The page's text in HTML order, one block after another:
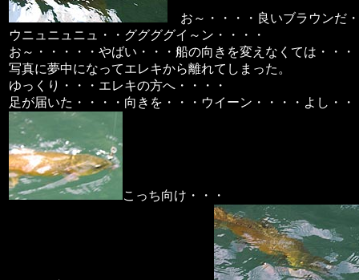
お～・・・・良いブラウンだ
ウニュニュニュ・・ググググイ～ン・・・・
お～・・・・・やばい・・・船の向きを変えなくては・・・
写真に夢中になってエレキから離れてしまった。
ゆっくり・・・エレキの方へ・・・・
足が届いた・・・・向きを・・・ウイーン・・・・よし・・
こっち向け・・・